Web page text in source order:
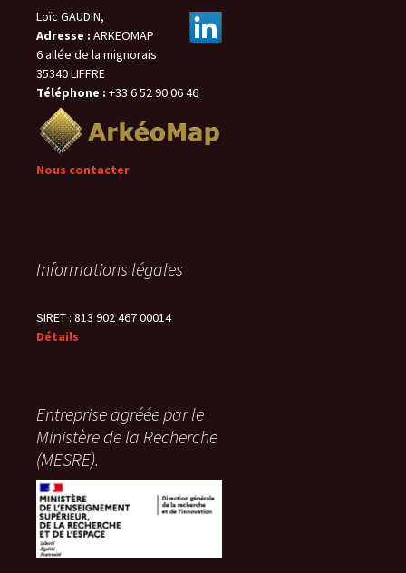
Loïc GAUDIN,
Adresse : ARKEOMAP
6 allée de la mignorais
35340 LIFFRE
Téléphone : +33 6 52 90 06 46
Nous contacter
Informations légales
SIRET : 813 902 467 00014
Détails
Entreprise agréée par le
Ministère de la Recherche
(MESRE).